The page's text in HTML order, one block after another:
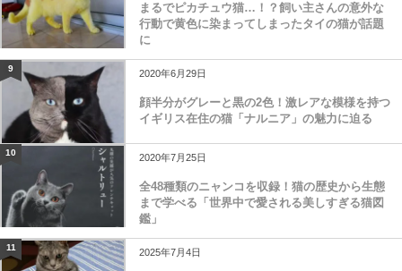
まるでピカチュウ猫…！？飼い主さんの意外な
行動で黄色に染まってしまったタイの猫が話題
に
9 2020年6月29日
顔半分がグレーと黒の2色！激レアな模様を持つ
イギリス在住の猫「ナルニア」の魅力に迫る
10 2020年7月25日
全48種類のニャンコを収録！猫の歴史から生態
まで学べる「世界中で愛される美しすぎる猫図
鑑」
11 2025年7月4日